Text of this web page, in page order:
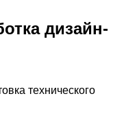
дизайн-
технического